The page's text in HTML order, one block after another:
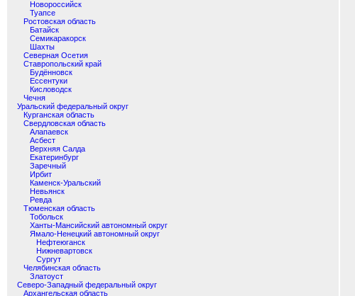
Новороссийск
Туапсе
Ростовская область
Батайск
Семикаракорск
Шахты
Северная Осетия
Ставропольский край
Будённовск
Ессентуки
Кисловодск
Чечня
Уральский федеральный округ
Курганская область
Свердловская область
Алапаевск
Асбест
Верхняя Салда
Екатеринбург
Заречный
Ирбит
Каменск-Уральский
Невьянск
Ревда
Тюменская область
Тобольск
Ханты-Мансийский автономный округ
Ямало-Ненецкий автономный округ
Нефтеюганск
Нижневартовск
Сургут
Челябинская область
Златоуст
Северо-Западный федеральный округ
Архангельская область